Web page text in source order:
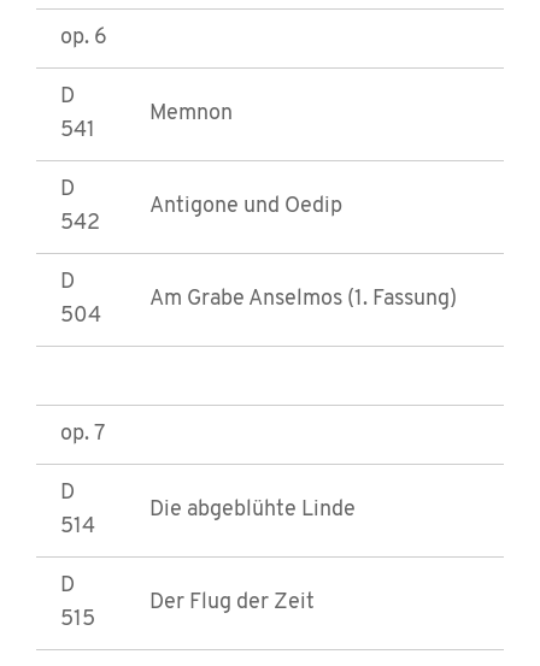
op. 6
D
541
Memnon
D
542
Antigone und Oedip
D
504
Am Grabe Anselmos (1. Fassung)
op. 7
D
514
Die abgeblühte Linde
D
515
Der Flug der Zeit